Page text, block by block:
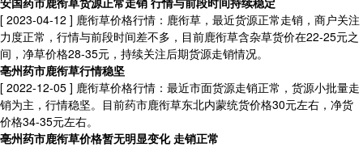
[ 2023-04-12 ] 鹿衔草价格行情：鹿衔草，最近货源正常走销，商户关注
力度正常，行情与前段时间差不多，目前鹿衔草含杂草货价在22-25元之
间，净草价格28-35元，持续关注后期货源走销情况。
亳州药市鹿衔草行情稳坚
[ 2022-12-05 ] 鹿衔草价格行情：最近市面货源走销正常，货源小批量走
销为主，行情稳坚。目前药市鹿衔草东北内蒙统货价格30元左右，净货
价格34-35元左右。
亳州药市鹿衔草价格暂无明显变化 走销正常